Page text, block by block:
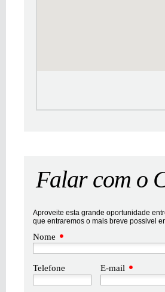
Falar com o
Aproveite esta grande oportunidade
que entraremos o mais breve possivel
Nome
Telefone E-mail